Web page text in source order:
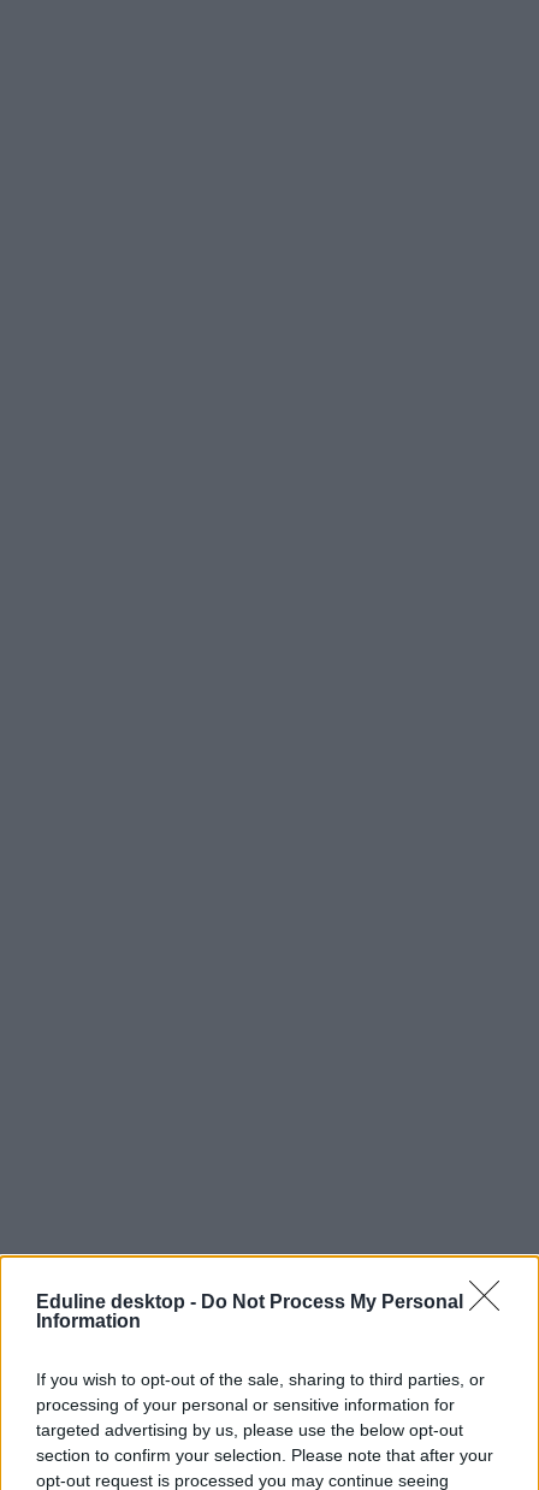
Eduline desktop - Do Not Process My Personal
Information
If you wish to opt-out of the sale, sharing to third parties, or
processing of your personal or sensitive information for
targeted advertising by us, please use the below opt-out
section to confirm your selection. Please note that after your
opt-out request is processed you may continue seeing
felvételi
ponthatárhúzás
Pont Ott Parti
felvételi 2024